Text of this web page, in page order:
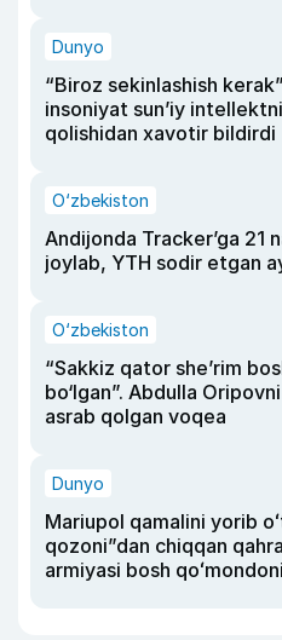
Dunyo
“Biroz sekinlashish
insoniyat sun’iy
qolishidan xavotir bildirdi
O‘zbekiston
Andijonda Tracker’ga 21
joylab, YTH sodir etgan
O‘zbekiston
“Sakkiz qator she’rim
bo‘lgan”. Abdulla
asrab qolgan voqea
Dunyo
Mariupol qamalini yorib
qozoni”dan chiqqan
armiyasi bosh